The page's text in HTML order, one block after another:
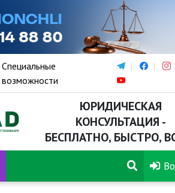
Специальные
возможности
ЮРИДИЧЕСКАЯ
КОНСУЛЬТАЦИЯ -
БЕСПЛАТНО, БЫСТРО,